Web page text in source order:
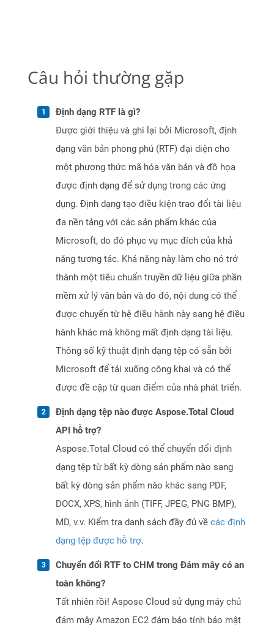
Câu hỏi thường gặp
Định dạng RTF là gì?
Được giới thiệu và ghi lại bởi Microsoft, định
dạng văn bản phong phú (RTF) đại diện cho
một phương thức mã hóa văn bản và đồ họa
được định dạng để sử dụng trong các ứng
dụng. Định dạng tạo điều kiện trao đổi tài liệu
đa nền tảng với các sản phẩm khác của
Microsoft, do đó phục vụ mục đích của khả
năng tương tác. Khả năng này làm cho nó trở
thành một tiêu chuẩn truyền dữ liệu giữa phần
mềm xử lý văn bản và do đó, nội dung có thể
được chuyển từ hệ điều hành này sang hệ điều
hành khác mà không mất định dạng tài liệu.
Thông số kỹ thuật định dạng tệp có sẵn bởi
Microsoft để tải xuống công khai và có thể
được đề cập từ quan điểm của nhà phát triển.
Định dạng tệp nào được Aspose.Total Cloud
API hỗ trợ?
Aspose.Total Cloud có thể chuyển đổi định
dạng tệp từ bất kỳ dòng sản phẩm nào sang
bất kỳ dòng sản phẩm nào khác sang PDF,
DOCX, XPS, hình ảnh (TIFF, JPEG, PNG BMP),
MD, v.v. Kiểm tra danh sách đầy đủ về các định
dạng tệp được hỗ trợ.
Chuyển đổi RTF to CHM trong Đám mây có an
toàn không?
Tất nhiên rồi! Aspose Cloud sử dụng máy chủ
đám mây Amazon EC2 đảm bảo tính bảo mật